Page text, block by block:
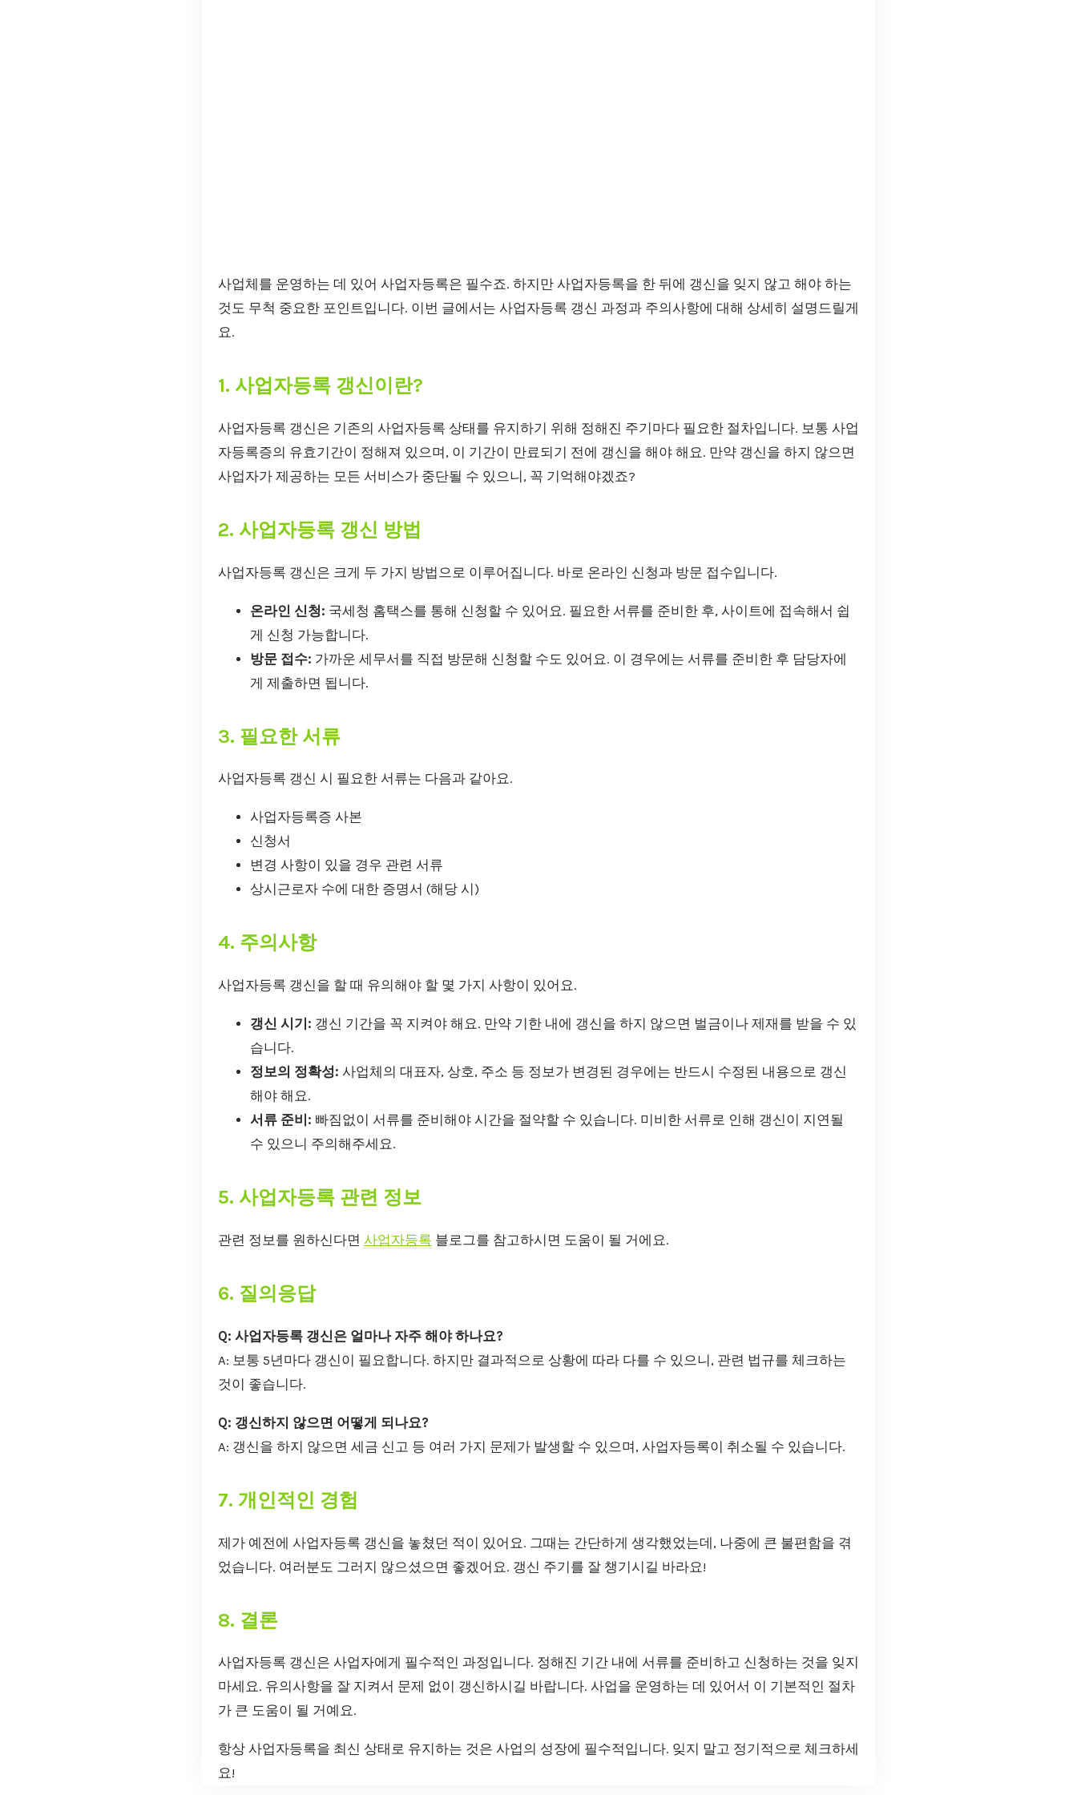
사업체를 운영하는 데 있어 사업자등록은 필수죠. 하지만 사업자등록을 한 뒤에 갱신을 잊지 않고 해야 하는
것도 무척 중요한 포인트입니다. 이번 글에서는 사업자등록 갱신 과정과 주의사항에 대해 상세히 설명드릴게
요.
1. 사업자등록 갱신이란?
사업자등록 갱신은 기존의 사업자등록 상태를 유지하기 위해 정해진 주기마다 필요한 절차입니다. 보통 사업
자등록증의 유효기간이 정해져 있으며, 이 기간이 만료되기 전에 갱신을 해야 해요. 만약 갱신을 하지 않으면
사업자가 제공하는 모든 서비스가 중단될 수 있으니, 꼭 기억해야겠죠?
2. 사업자등록 갱신 방법
사업자등록 갱신은 크게 두 가지 방법으로 이루어집니다. 바로 온라인 신청과 방문 접수입니다.
온라인 신청: 국세청 홈택스를 통해 신청할 수 있어요. 필요한 서류를 준비한 후, 사이트에 접속해서 쉽
게 신청 가능합니다.
방문 접수: 가까운 세무서를 직접 방문해 신청할 수도 있어요. 이 경우에는 서류를 준비한 후 담당자에
게 제출하면 됩니다.
3. 필요한 서류
사업자등록 갱신 시 필요한 서류는 다음과 같아요.
사업자등록증 사본
신청서
변경 사항이 있을 경우 관련 서류
상시근로자 수에 대한 증명서 (해당 시)
4. 주의사항
사업자등록 갱신을 할 때 유의해야 할 몇 가지 사항이 있어요.
갱신 시기: 갱신 기간을 꼭 지켜야 해요. 만약 기한 내에 갱신을 하지 않으면 벌금이나 제재를 받을 수 있
습니다.
정보의 정확성: 사업체의 대표자, 상호, 주소 등 정보가 변경된 경우에는 반드시 수정된 내용으로 갱신
해야 해요.
서류 준비: 빠짐없이 서류를 준비해야 시간을 절약할 수 있습니다. 미비한 서류로 인해 갱신이 지연될
수 있으니 주의해주세요.
5. 사업자등록 관련 정보
관련 정보를 원하신다면 사업자등록 블로그를 참고하시면 도움이 될 거에요.
6. 질의응답
Q: 사업자등록 갱신은 얼마나 자주 해야 하나요?
A: 보통 5년마다 갱신이 필요합니다. 하지만 결과적으로 상황에 따라 다를 수 있으니, 관련 법규를 체크하는
것이 좋습니다.
Q: 갱신하지 않으면 어떻게 되나요?
A: 갱신을 하지 않으면 세금 신고 등 여러 가지 문제가 발생할 수 있으며, 사업자등록이 취소될 수 있습니다.
7. 개인적인 경험
제가 예전에 사업자등록 갱신을 놓쳤던 적이 있어요. 그때는 간단하게 생각했었는데, 나중에 큰 불편함을 겪
었습니다. 여러분도 그러지 않으셨으면 좋겠어요. 갱신 주기를 잘 챙기시길 바라요!
8. 결론
사업자등록 갱신은 사업자에게 필수적인 과정입니다. 정해진 기간 내에 서류를 준비하고 신청하는 것을 잊지
마세요. 유의사항을 잘 지켜서 문제 없이 갱신하시길 바랍니다. 사업을 운영하는 데 있어서 이 기본적인 절차
가 큰 도움이 될 거예요.
항상 사업자등록을 최신 상태로 유지하는 것은 사업의 성장에 필수적입니다. 잊지 말고 정기적으로 체크하세
요!